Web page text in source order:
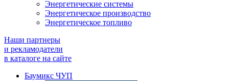
Энергетические системы
Энергетическое производство
Энергетическое топливо
Наши партнеры
и рекламодатели
в каталоге на сайте
Баумикс ЧУП